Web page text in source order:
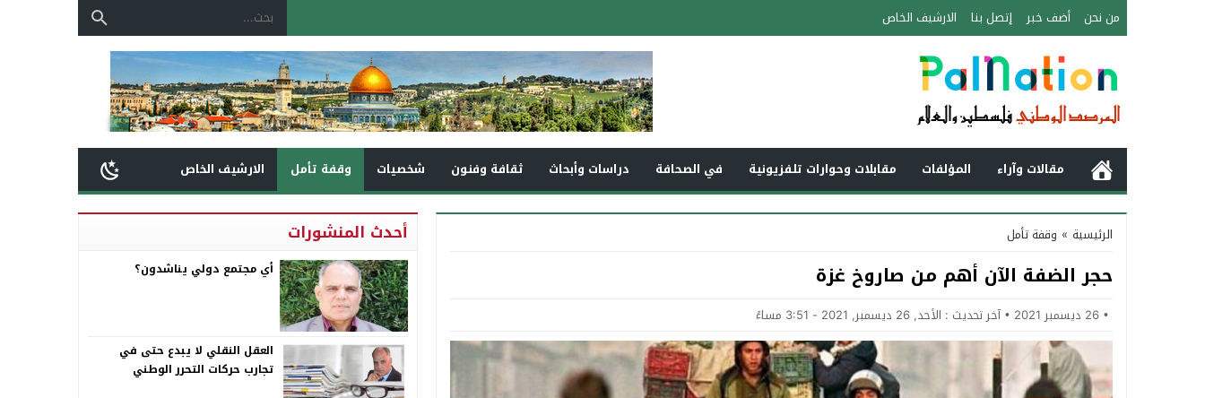
من نحن أضف خبر إتصل بنا الارشيف الخاص
مقالات وآراء المؤلفات مقابلات وحوارات تلفزيونية في الصحافة دراسات وأبحاث ثقافة وفنون شخصيات وقفة تأمل الارشيف الخاص
الرئيسية » وقفة تأمل
حجر الضفة الآن أهم من صاروخ غزة
26 ديسمبر 2021 آخر تحديث : الأحد, 26 ديسمبر, 2021 - 3:51 مساءً
أحدث المنشورات
أي مجتمع دولي يناشدون؟
العقل النقلي لا يبدع حتى في
تجارب حركات التحرر الوطني